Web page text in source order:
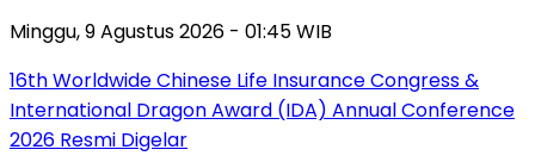
Minggu, 9 Agustus 2026 - 01:45 WIB
16th Worldwide Chinese Life Insurance Congress &
International Dragon Award (IDA) Annual Conference
2026 Resmi Digelar